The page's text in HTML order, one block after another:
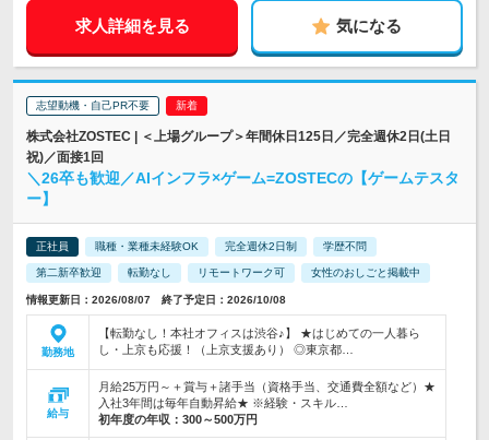
求人詳細を見る 気になる
志望動機・自己PR不要
株式会社ZOSTEC | ＜上場グループ＞年間休日125日／完全週休2日(土日
祝)／面接1回
＼26卒も歓迎／AIインフラ×ゲーム=ZOSTECの【ゲームテスタ
ー】
正社員 職種・業種未経験OK 完全週休2日制 学歴不問
第二新卒歓迎 転勤なし リモートワーク可 女性のおしごと掲載中
情報更新日：2026/08/07 終了予定日：2026/10/08
勤務地
【転勤なし！本社オフィスは渋谷♪】 ★はじめての一人暮ら
し・上京も応援！（上京支援あり） ◎東京都…
給与
月給25万円～＋賞与＋諸手当（資格手当、交通費全額など）★
入社3年間は毎年自動昇給★ ※経験・スキル…
初年度の年収： 300～500万円